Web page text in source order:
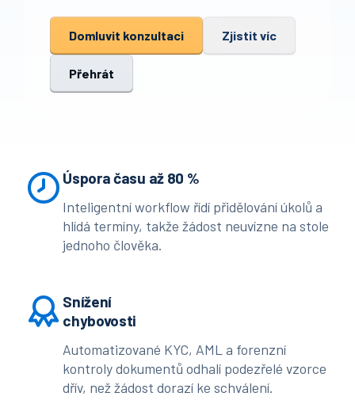
Domluvit konzultaci Zjistit víc
Přehrát
Úspora času až 80 %
Inteligentní workflow řídí přidělování úkolů a
hlídá termíny, takže žádost neuvízne na stole
jednoho člověka.
Snížení
chybovosti
Automatizované KYC, AML a forenzní
kontroly dokumentů odhalí podezřelé vzorce
dřív, než žádost dorazí ke schválení.